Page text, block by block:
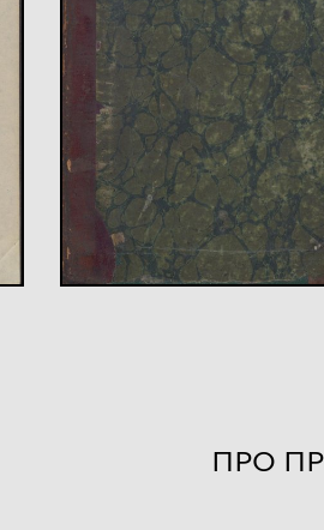
ПРО